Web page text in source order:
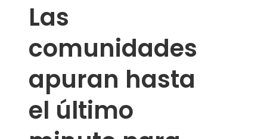
Las
comunidades
apuran hasta
el último